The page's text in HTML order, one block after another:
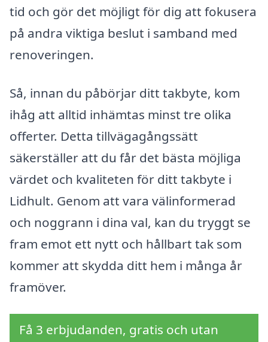
tid och gör det möjligt för dig att fokusera
på andra viktiga beslut i samband med
renoveringen.
Så, innan du påbörjar ditt takbyte, kom
ihåg att alltid inhämtas minst tre olika
offerter. Detta tillvägagångssätt
säkerställer att du får det bästa möjliga
värdet och kvaliteten för ditt takbyte i
Lidhult. Genom att vara välinformerad
och noggrann i dina val, kan du tryggt se
fram emot ett nytt och hållbart tak som
kommer att skydda ditt hem i många år
framöver.
Få 3 erbjudanden, gratis och utan